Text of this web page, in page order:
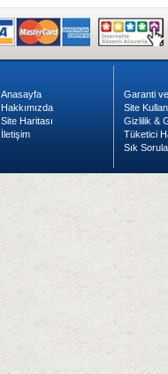
Anasayfa
Hakkımızda
Site Haritası
İletişim
Garanti
Site
Gizlilik &
Tüketici
Sık